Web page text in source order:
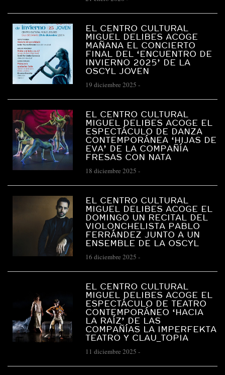
EL CENTRO CULTURAL
MIGUEL DELIBES ACOGE
MAÑANA EL CONCIERTO
FINAL DEL ‘ENCUENTRO DE
INVIERNO 2025’ DE LA
OSCYL JOVEN
19 diciembre 2025 -
EL CENTRO CULTURAL
MIGUEL DELIBES ACOGE EL
ESPECTÁCULO DE DANZA
CONTEMPORÁNEA ‘HIJAS DE
EVA’ DE LA COMPAÑÍA
FRESAS CON NATA
18 diciembre 2025 -
EL CENTRO CULTURAL
MIGUEL DELIBES ACOGE EL
DOMINGO UN RECITAL DEL
VIOLONCHELISTA PABLO
FERRÁNDEZ JUNTO A UN
ENSEMBLE DE LA OSCYL
16 diciembre 2025 -
EL CENTRO CULTURAL
MIGUEL DELIBES ACOGE EL
ESPECTÁCULO DE TEATRO
CONTEMPORÁNEO ‘HACIA
LA RAÍZ’ DE LAS
COMPAÑÍAS LA IMPERFEKTA
TEATRO Y CLAU_TOPIA
11 diciembre 2025 -